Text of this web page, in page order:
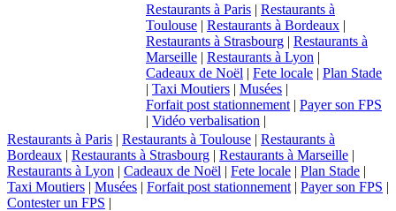
Restaurants à Paris | Restaurants à
Toulouse | Restaurants à Bordeaux |
Restaurants à Strasbourg | Restaurants à
Marseille | Restaurants à Lyon |
Cadeaux de Noël | Fete locale | Plan Stade
| Taxi Moutiers | Musées |
Forfait post stationnement | Payer son FPS
| Vidéo verbalisation |
Restaurants à Paris | Restaurants à Toulouse | Restaurants à
Bordeaux | Restaurants à Strasbourg | Restaurants à Marseille |
Restaurants à Lyon | Cadeaux de Noël | Fete locale | Plan Stade |
Taxi Moutiers | Musées | Forfait post stationnement | Payer son FPS |
Contester un FPS |